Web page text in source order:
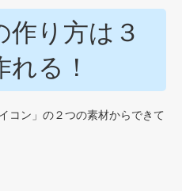
作り方は３
る！
コン」の２つの素材からできて